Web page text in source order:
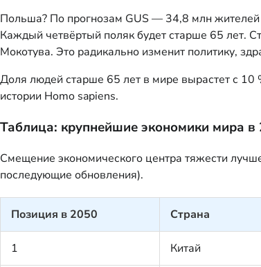
Польша? По прогнозам GUS — 34,8 млн жителей
Каждый четвёртый поляк будет старше 65 лет.
Мокотува. Это радикально изменит политику,
Доля людей старше 65 лет в мире вырастет с
истории Homo sapiens.
Таблица: крупнейшие экономики мира в
Смещение экономического центра тяжести
последующие обновления).
Позиция в 2050 Страна
1 Китай